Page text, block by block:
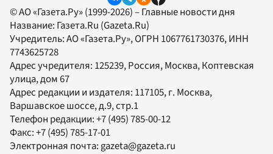
© АО «Газета.Ру» (1999-2026) – Главные новости дня
Название: Газета.Ru (Gazeta.Ru)
Учредитель:АО «Газета.Ру», ОГРН 1067761730376, ИНН
7743625728
Адрес учредителя: 125239, Россия, Москва, Коптевская
улица, дом 67
Адрес редакции и издателя: 117105, г. Москва,
Варшавское шоссе, д.9, стр.1
Телефон редакции:+7 (495) 785-00-12
Факс:+7 (495) 785-17-01
Электронная почта:gazeta@gazeta.ru